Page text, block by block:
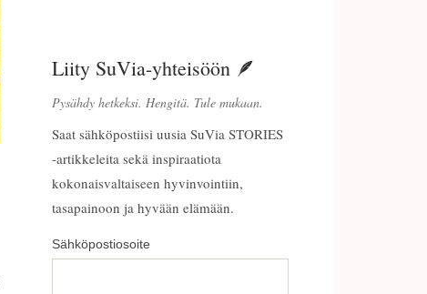
Liity SuVia-yhteisöön 🪶
Pysähdy hetkeksi. Hengitä. Tule mukaan.
Saat sähköpostiisi uusia SuVia STORIES
-artikkeleita sekä inspiraatiota
kokonaisvaltaiseen hyvinvointiin,
tasapainoon ja hyvään elämään.
Sähköpostiosoite